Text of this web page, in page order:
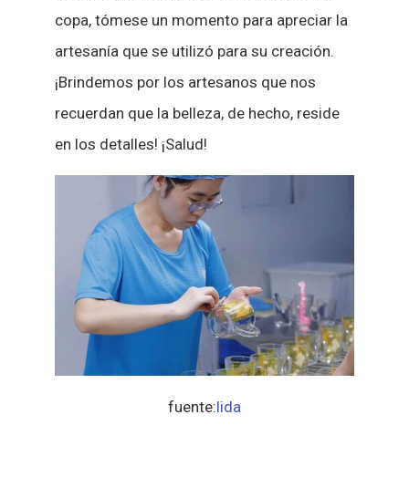
copa, tómese un momento para apreciar la
artesanía que se utilizó para su creación.
¡Brindemos por los artesanos que nos
recuerdan que la belleza, de hecho, reside
en los detalles! ¡Salud!
fuente:lida